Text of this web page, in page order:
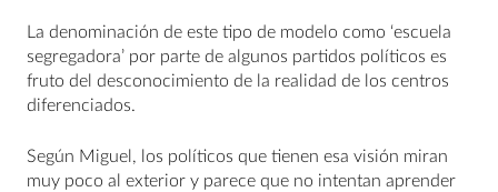
La denominación de este tipo de modelo como ‘escuela
segregadora’ por parte de algunos partidos políticos es
fruto del desconocimiento de la realidad de los centros
diferenciados.
Según Miguel, los políticos que tienen esa visión miran
muy poco al exterior y parece que no intentan aprender